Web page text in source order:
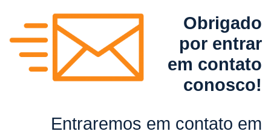
Obrigado
por entrar
em contato
conosco!
Entraremos em contato em